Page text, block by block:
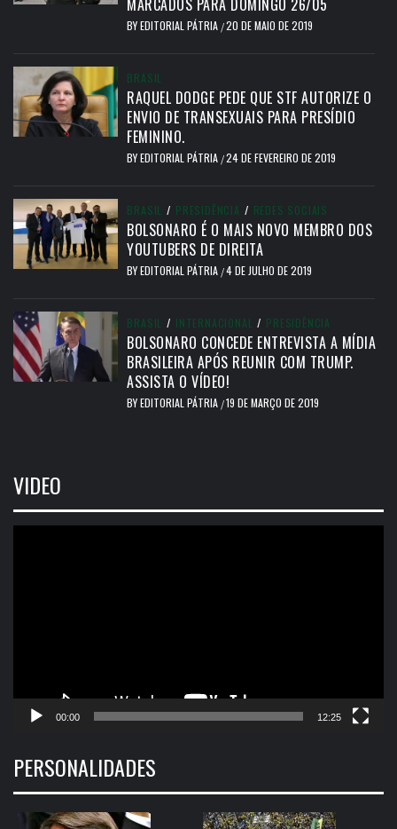
MARCADOS PARA DOMINGO 26/05
BYEDITORIAL PÁTRIA /20 DE MAIO DE 2019
BRASIL
RAQUEL DODGE PEDE QUE STF AUTORIZE O
ENVIO DE TRANSEXUAIS PARA PRESÍDIO
FEMININO.
BYEDITORIAL PÁTRIA /24 DE FEVEREIRO DE 2019
BRASIL / PRESIDÊNCIA / REDES SOCIAIS
BOLSONARO É O MAIS NOVO MEMBRO DOS
YOUTUBERS DE DIREITA
BYEDITORIAL PÁTRIA /4 DE JULHO DE 2019
BRASIL / INTERNACIONAL / PRESIDÊNCIA
BOLSONARO CONCEDE ENTREVISTA A MÍDIA
BRASILEIRA APÓS REUNIR COM TRUMP.
ASSISTA O VÍDEO!
BYEDITORIAL PÁTRIA /19 DE MARÇO DE 2019
VIDEO
00:00 12:25
PERSONALIDADES